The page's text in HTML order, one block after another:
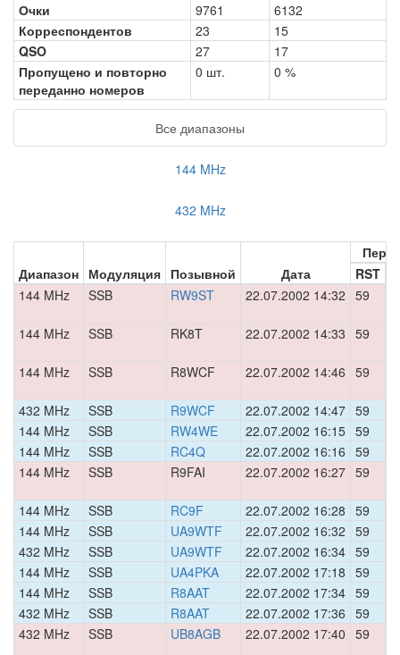
Очки
9761
6132
Корреспондентов
23
15
QSO
27
17
Пропущено и повторно
переданно номеров
0 шт. 0 %
Все диапазоны
144 MHz
432 MHz
Диапазон Модуляция Позывной Дата
RST
144 MHz
SSB RW9ST 22.07.2002 14:32 59
144 MHz SSB RK8T 22.07.2002 14:33 59
144 MHz SSB R8WCF 22.07.2002 14:46 59
432 MHz SSB R9WCF 22.07.2002 14:47 59
144 MHz
SSB RW4WE 22.07.2002 16:15 59
144 MHz
SSB RC4Q 22.07.2002 16:16 59
144 MHz
SSB R9FAI 22.07.2002 16:27 59
144 MHz SSB RC9F 22.07.2002 16:28 59
144 MHz
SSB UA9WTF 22.07.2002 16:32 59
432 MHz
SSB UA9WTF 22.07.2002 16:34 59
144 MHz
SSB UA4PKA 22.07.2002 17:18 59
144 MHz
SSB R8AAT 22.07.2002 17:34 59
432 MHz
SSB R8AAT 22.07.2002 17:36 59
432 MHz
SSB UB8AGB 22.07.2002 17:40 59